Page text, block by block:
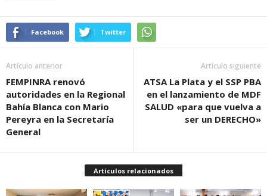
Facebook Twitter
Artículo anterior
FEMPINRA renovó
autoridades en la Regional
Bahía Blanca con Mario
Pereyra en la Secretaría
General
Artículo siguiente
ATSA La Plata y el SSP PBA
en el lanzamiento de MDF
SALUD «para que vuelva a
ser un DERECHO»
Artículos relacionados